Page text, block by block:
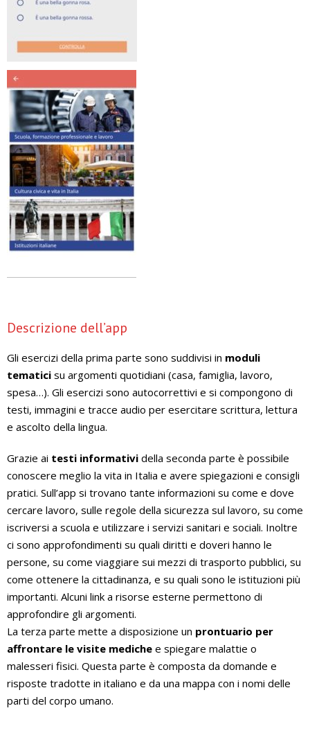
Descrizione dell’app
Gli esercizi della prima parte sono suddivisi in moduli
tematici su argomenti quotidiani (casa, famiglia, lavoro,
spesa…). Gli esercizi sono autocorrettivi e si compongono di
testi, immagini e tracce audio per esercitare scrittura, lettura
e ascolto della lingua.
Grazie ai testi informativi della seconda parte è possibile
conoscere meglio la vita in Italia e avere spiegazioni e consigli
pratici. Sull’app si trovano tante informazioni su come e dove
cercare lavoro, sulle regole della sicurezza sul lavoro, su come
iscriversi a scuola e utilizzare i servizi sanitari e sociali. Inoltre
ci sono approfondimenti su quali diritti e doveri hanno le
persone, su come viaggiare sui mezzi di trasporto pubblici, su
come ottenere la cittadinanza, e su quali sono le istituzioni più
importanti. Alcuni link a risorse esterne permettono di
approfondire gli argomenti.
La terza parte mette a disposizione un prontuario per
affrontare le visite mediche e spiegare malattie o
malesseri fisici. Questa parte è composta da domande e
risposte tradotte in italiano e da una mappa con i nomi delle
parti del corpo umano.